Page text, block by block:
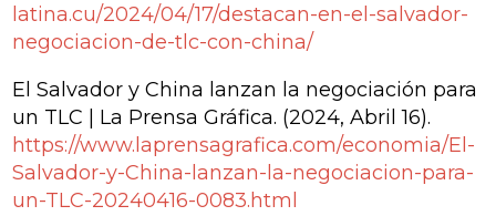
latina.cu/2024/04/17/destacan-en-el-salvador-
negociacion-de-tlc-con-china/
El Salvador y China lanzan la negociación para
un TLC | La Prensa Gráfica. (2024, Abril 16).
https://www.laprensagrafica.com/economia/El-
Salvador-y-China-lanzan-la-negociacion-para-
un-TLC-20240416-0083.html